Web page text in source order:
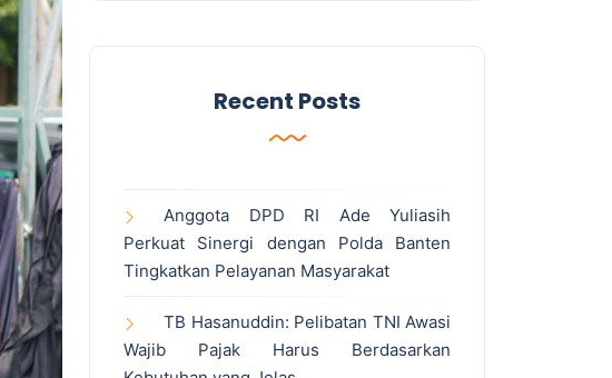
Recent Posts
Anggota DPD RI Ade Yuliasih
Perkuat Sinergi dengan Polda Banten
Tingkatkan Pelayanan Masyarakat
TB Hasanuddin: Pelibatan TNI Awasi
Wajib Pajak Harus Berdasarkan